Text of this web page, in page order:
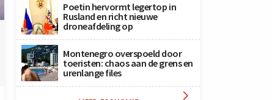
Poetin hervormt legertop in
Rusland en richt nieuwe
droneafdeling op
Montenegro overspoeld door
toeristen: chaos aan de grens en
urenlange files
